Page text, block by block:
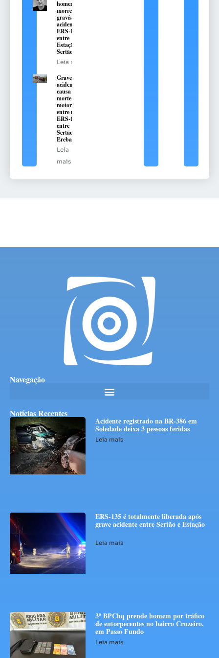
homem que
morreu em
gravíssimo
acidente na
ERS-135,
entre
Estação e
Sertão
Leia mais
Grave
acidente
causa
morte de
motorista
entre na
ERS-135,
entre
Sertão e
Erebango
Leia
mais
Navegação
Notícias Recentes
Acidente registrado na BR-386 em
Soledade deixa 3 pessoas feridas
Leia mais
ERS-135 é totalmente liberada após
grave acidente entre Sertão e Estação
Leia mais
3º BPChq prende homem por tráfico
de entorpecentes no bairro Cruzeiro,
em Passo Fundo
Leia mais